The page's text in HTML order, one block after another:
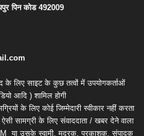
पिन कोड492009
के लिए साइट के कुछ तत्वों में उपयोगकर्ताओं
आदि ) शामिल होगी
के लिए कोई जिम्मेदारी स्वीकार नहीं करता
सामग्री के लिए संवाददाता / खबर देने वाला
या उसके स्वामी, मुद्रक, प्रकाशक, संपादक